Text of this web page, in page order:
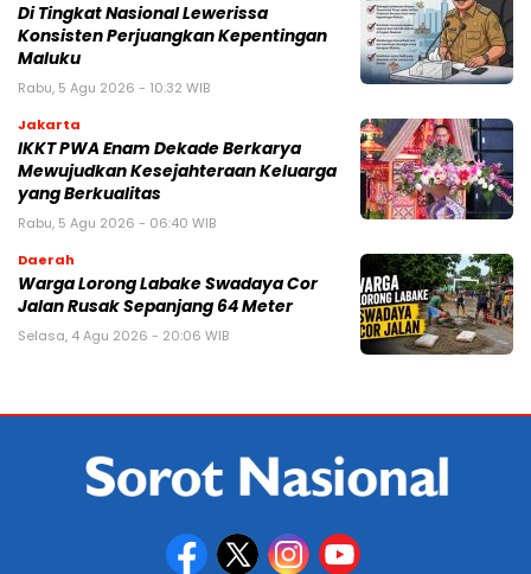
Di Tingkat Nasional Lewerissa
Konsisten Perjuangkan Kepentingan
Maluku
Rabu, 5 Agu 2026 - 10:32 WIB
Jakarta
IKKT PWA Enam Dekade Berkarya
Mewujudkan Kesejahteraan Keluarga
yang Berkualitas
Rabu, 5 Agu 2026 - 06:40 WIB
Daerah
Warga Lorong Labake Swadaya Cor
Jalan Rusak Sepanjang 64 Meter
Selasa, 4 Agu 2026 - 20:06 WIB